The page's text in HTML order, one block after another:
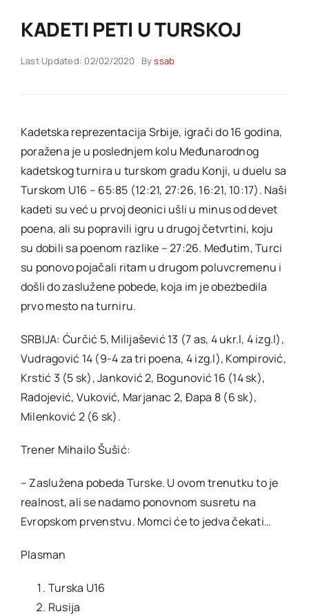
Akti SSAB
KADETI PETI U TURSKOJ
Last Updated: 02/02/2020 Byssab
Kadetska reprezentacija Srbije, igrači do 16 godina,
poražena je u poslednjem kolu Međunarodnog
kadetskog turnira u turskom gradu Konji, u duelu sa
Turskom U16 – 65:85 (12:21, 27:26, 16:21, 10:17). Naši
kadeti su već u prvoj deonici ušli u minus od devet
poena, ali su popravili igru u drugoj četvrtini, koju
su dobili sa poenom razlike – 27:26. Međutim, Turci
su ponovo pojačali ritam u drugom poluvcremenu i
došli do zaslužene pobede, koja im je obezbedila
prvo mesto na turniru.
SRBIJA: Ćurčić 5, Milijašević 13 (7 as, 4 ukr.l, 4 izg.l),
Vudragović 14 (9-4 za tri poena, 4 izg.l), Kompirović,
Krstić 3 (5 sk), Janković 2, Bogunović 16 (14 sk),
Radojević, Vuković, Marjanac 2, Đapa 8 (6 sk),
Milenković 2 (6 sk).
Trener Mihailo Šušić:
– Zaslužena pobeda Turske. U ovom trenutku to je
realnost, ali se nadamo ponovnom susretu na
Evropskom prvenstvu. Momci će to jedva čekati…
Plasman
Turska U16
Rusija